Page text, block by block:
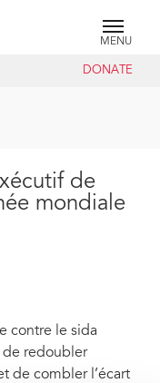
MENU
DONATE
de
mondiale
contre le sida
de redoubler
de combler l’écart